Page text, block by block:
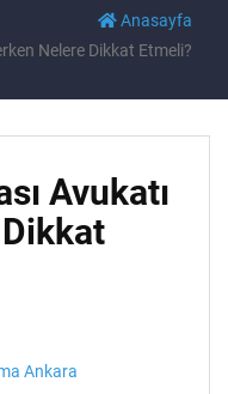
Anasayfa
Nelere Dikkat Etmeli?
Avukatı
Ankara